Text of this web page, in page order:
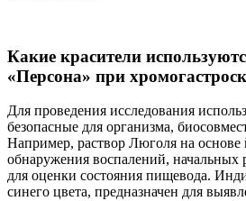
Какие красители
«Персона» при
Для проведения исследования
безопасные для организма,
Например, раствор Люголя на основе
обнаружения воспалений, начальных
для оценки состояния пищевода.
синего цвета, предназначен для